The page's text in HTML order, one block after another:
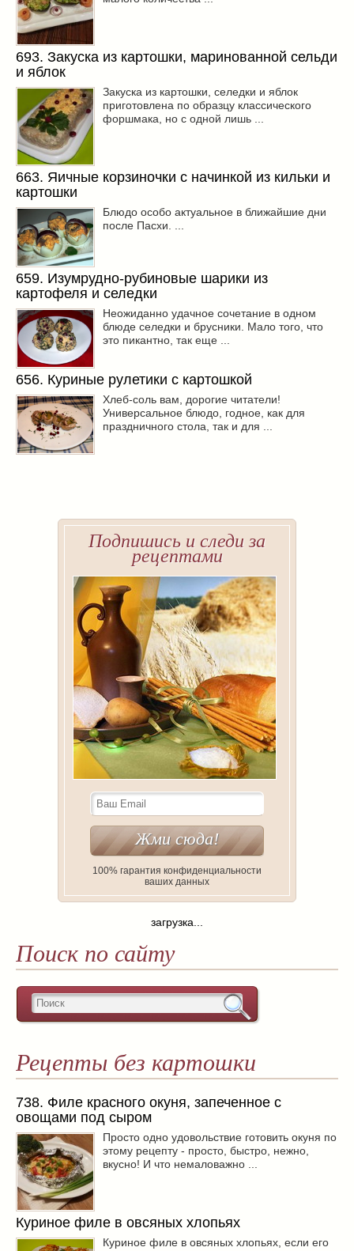
693. Закуска из картошки, маринованной сельди
и яблок
Закуска из картошки, селедки и яблок
приготовлена по образцу классического
форшмака, но с одной лишь ...
663. Яичные корзиночки с начинкой из кильки и
картошки
Блюдо особо актуальное в ближайшие дни
после Пасхи. ...
659. Изумрудно-рубиновые шарики из
картофеля и селедки
Неожиданно удачное сочетание в одном
блюде селедки и брусники. Мало того, что
это пикантно, так еще ...
656. Куриные рулетики с картошкой
Хлеб-соль вам, дорогие читатели!
Универсальное блюдо, годное, как для
праздничного стола, так и для ...
Подпишись и следи за
рецептами
100% гарантия конфиденциальности
ваших данных
загрузка...
Поиск по сайту
Рецепты без картошки
738. Филе красного окуня, запеченное с
овощами под сыром
Просто одно удовольствие готовить окуня по
этому рецепту - просто, быстро, нежно,
вкусно! И что немаловажно ...
Куриное филе в овсяных хлопьях
Куриное филе в овсяных хлопьях, если его